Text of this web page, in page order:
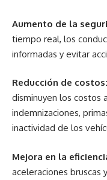
Aumento de la
tiempo real, los
informadas y evitar
Reducción de costos:
disminuyen los costos
indemnizaciones,
inactividad de los
Mejora en la
aceleraciones bruscas